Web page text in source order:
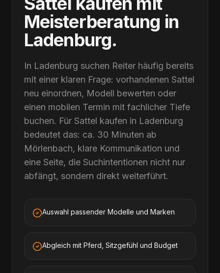
Meisterberatung in
Ladenburg.
In Ladenburg suchen Reiter häufig bereits
mit einer klaren Frage: vorhandenen Sattel
neu einordnen, Modell bewerten oder
einen mobilen Termin mit fachlicher Tiefe
buchen. Für Sattel kaufen in Ladenburg
bedeutet das: ca. 30 Minuten ab
Mörlenbach, klare Kommunikation und
eine Seite, die Suchintentionen nicht nur
abfängt, sondern direkt weiterführt.
Auswahl passender Modelle und Marken
Abgleich mit Pferd, Sitzgefühl und Budget